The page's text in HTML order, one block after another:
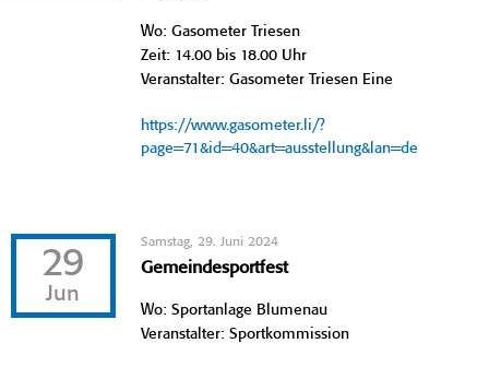
Wo: Gasometer Triesen
Zeit: 14.00 bis 18.00 Uhr
Veranstalter: Gasometer Triesen Eine
https://www.gasometer.li/?
page=71&id=40&art=ausstellung&lan=de
29
Jun
Samstag, 29. Juni 2024
Gemeindesportfest
Wo: Sportanlage Blumenau
Veranstalter: Sportkommission